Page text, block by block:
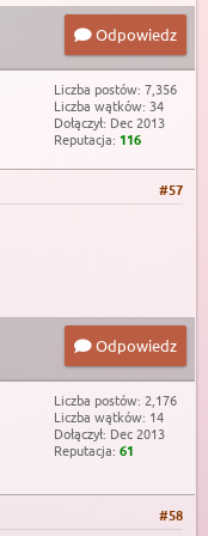
Odpowiedz
Liczba postów: 7,356
Liczba wątków: 34
Dołączył: Dec 2013
Reputacja: 116
#57
Odpowiedz
Liczba postów: 2,176
Liczba wątków: 14
Dołączył: Dec 2013
Reputacja: 61
#58